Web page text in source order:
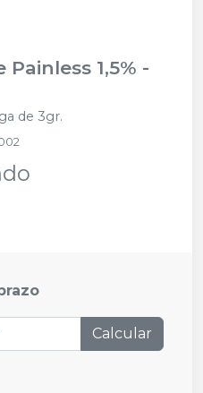
1,5% -
de 3gr.
Calcular